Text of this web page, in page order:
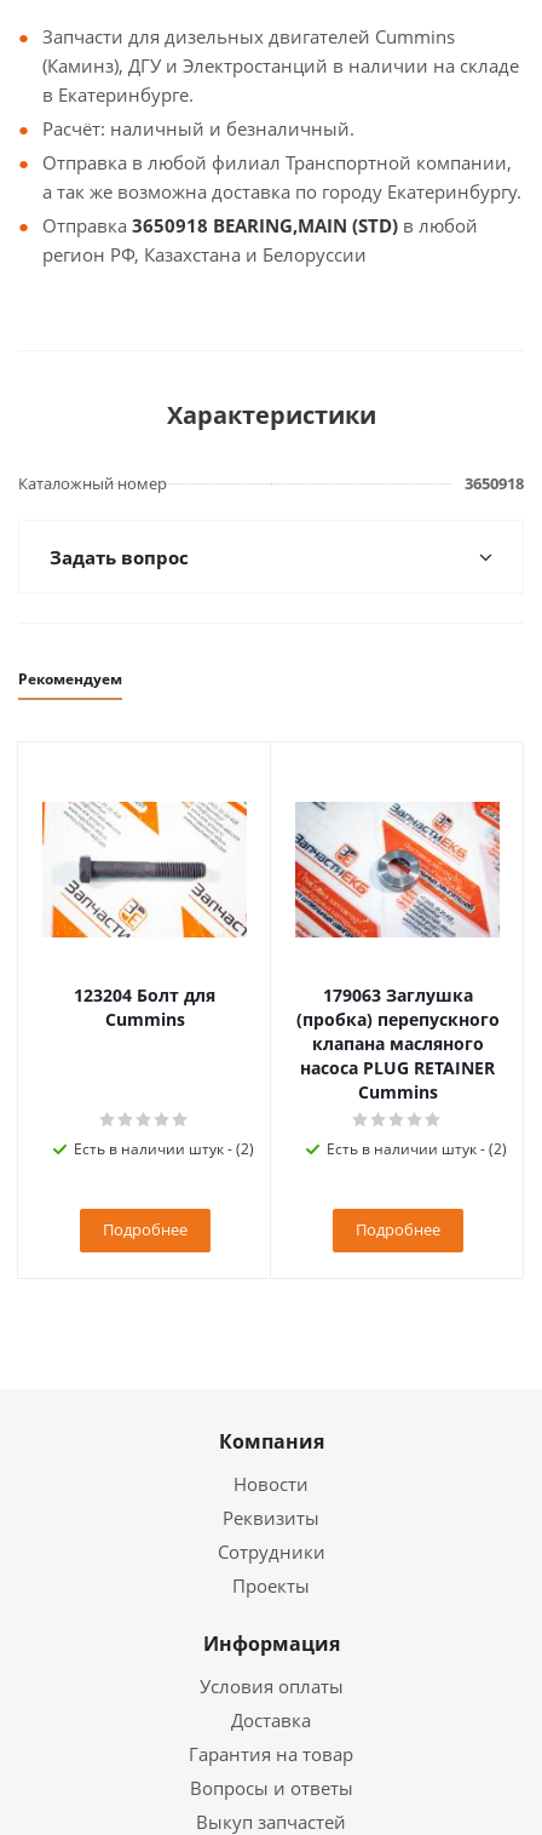
Запчасти для дизельных двигателей Cummins
(Каминз), ДГУ и Электростанций в наличии на складе
в Екатеринбурге.
Расчёт: наличный и безналичный.
Отправка в любой филиал Транспортной компании,
а так же возможна доставка по городу Екатеринбургу.
Отправка 3650918 BEARING,MAIN (STD) в любой
регион РФ, Казахстана и Белоруссии
Характеристики
Каталожный номер 3650918
Задать вопрос
Рекомендуем
123204 Болт для
Cummins
Есть в наличии штук - (2)
Подробнее
179063 Заглушка
(пробка) перепускного
клапана масляного
насоса PLUG RETAINER
Cummins
Есть в наличии штук - (2)
Подробнее
Компания
Новости
Реквизиты
Сотрудники
Проекты
Информация
Условия оплаты
Доставка
Гарантия на товар
Вопросы и ответы
Выкуп запчастей